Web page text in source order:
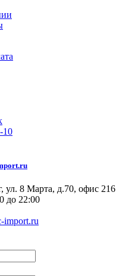
10
ул. 8 Марта, д.70, офис 216
до 22:00
import.ru